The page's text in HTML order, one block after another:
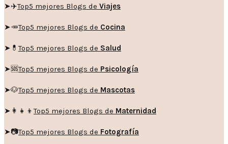
➤✈️Top5 mejores Blogs de Viajes
➤🥕Top5 mejores Blogs de Cocina
➤💊Top5 mejores Blogs de Salud
➤🆘Top5 mejores Blogs de Psicología
➤🐶Top5 mejores Blogs de Mascotas
➤👩‍👧‍👦Top5 mejores Blogs de Maternidad
➤📷Top5 mejores Blogs de Fotografía